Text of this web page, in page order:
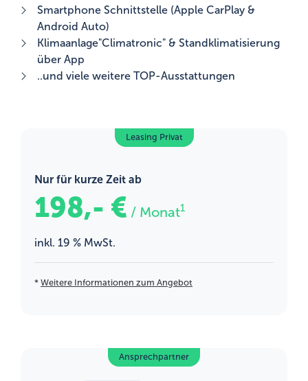
Smartphone Schnittstelle (Apple CarPlay &
Android Auto)
Klimaanlage"Climatronic" & Standklimatisierung
über App
..und viele weitere TOP-Ausstattungen
Leasing Privat
Nur für kurze Zeit ab
198,- € / Monat1
inkl. 19 % MwSt.
* Weitere Informationen zum Angebot
Ansprechpartner